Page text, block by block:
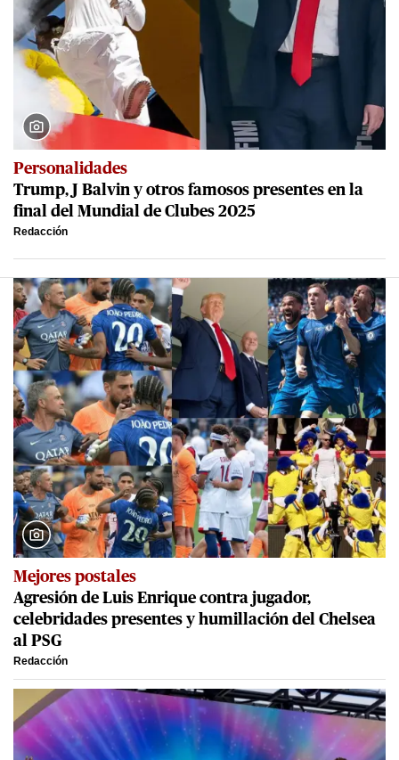
Personalidades
Trump, J Balvin y otros famosos presentes en la
final del Mundial de Clubes 2025
Redacción
Mejores postales
Agresión de Luis Enrique contra jugador,
celebridades presentes y humillación del Chelsea
al PSG
Redacción